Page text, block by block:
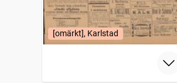
[omärkt], Karlstad